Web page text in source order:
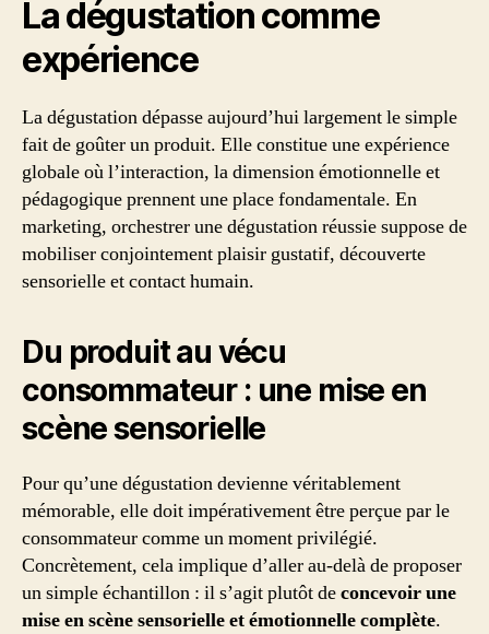
La dégustation comme
expérience
La dégustation dépasse aujourd’hui largement le simple
fait de goûter un produit. Elle constitue une expérience
globale où l’interaction, la dimension émotionnelle et
pédagogique prennent une place fondamentale. En
marketing, orchestrer une dégustation réussie suppose de
mobiliser conjointement plaisir gustatif, découverte
sensorielle et contact humain.
Du produit au vécu
consommateur : une mise en
scène sensorielle
Pour qu’une dégustation devienne véritablement
mémorable, elle doit impérativement être perçue par le
consommateur comme un moment privilégié.
Concrètement, cela implique d’aller au-delà de proposer
un simple échantillon : il s’agit plutôt deconcevoir une
mise en scène sensorielle et émotionnelle complète.